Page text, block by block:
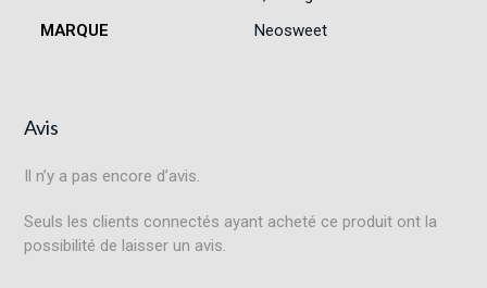
MARQUE
Neosweet
Avis
Il n’y a pas encore d’avis.
Seuls les clients connectés ayant acheté ce produit ont la
possibilité de laisser un avis.